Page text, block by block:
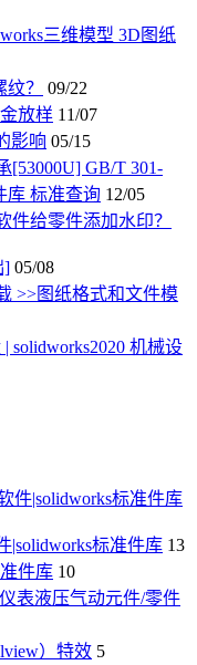
三维模型 3D图纸
？
09/22
放样 11/07
影响 05/15
[53000U] GB/T 301-
库 标准查询 12/05
件给零件添加水印？
] 05/08
>>图纸格式和文件模
solidworks2020 机械设
件|solidworks标准件库
|solidworks标准件库 13
件库 10
表液压气动元件/零件
）特效 5